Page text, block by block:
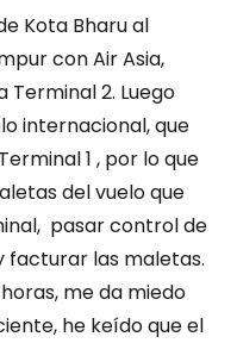
Kota Bharu al
con Air Asia,
Terminal 2. Luego
internacional, que
1 , por lo que
del vuelo que
pasar control de
facturar las maletas.
me da miedo
he keído que el